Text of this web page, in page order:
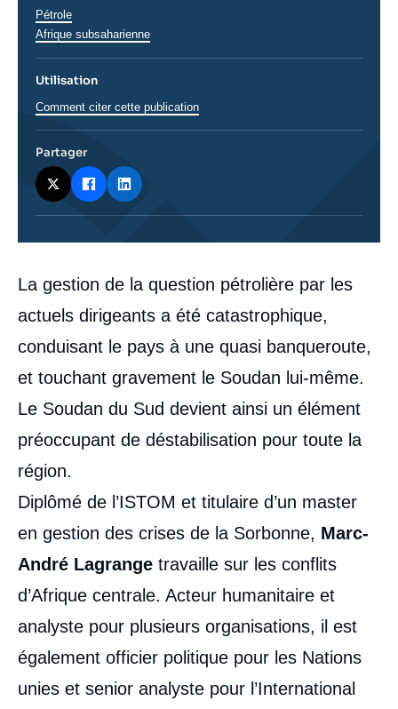
Corps
analyses
La gestion de la question pétrolière par les
actuels dirigeants a été catastrophique,
conduisant le pays à une quasi banqueroute,
et touchant gravement le Soudan lui-même.
Le Soudan du Sud devient ainsi un élément
préoccupant de déstabilisation pour toute la
région.
Diplômé de l’ISTOM et titulaire d’un master
en gestion des crises de la Sorbonne, Marc-
André Lagrange travaille sur les conflits
d’Afrique centrale. Acteur humanitaire et
analyste pour plusieurs organisations, il est
également officier politique pour les Nations
unies et senior analyste pour l’International
Thématiques
analyses
Pétrole
Régions
Afrique subsaharienne
Utilisation
Comment citer cette publication
Partager